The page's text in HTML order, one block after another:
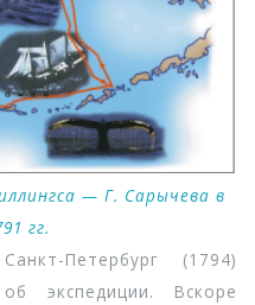
— Г. Сарычева в
гг.
Петербург (1794)
экспедиции. Вскоре